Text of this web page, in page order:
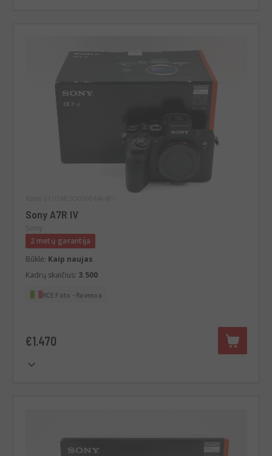
Sony A7R IV
2 metų garantija
Būklė: Kaip naujas
Kadrų skaičius: 3.500
RCE Foto - Ravenna
€1.470